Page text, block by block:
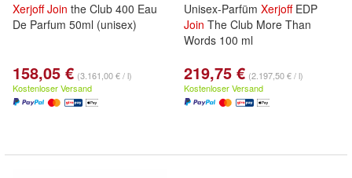
Xerjoff Join the Club 400 Eau
De Parfum 50ml (unisex)
158,05 € (3.161,00 € / l)
Kostenloser Versand
Unisex-Parfüm XerjoffEDP
Join The Club More Than
Words 100 ml
219,75 € (2.197,50 € / l)
Kostenloser Versand